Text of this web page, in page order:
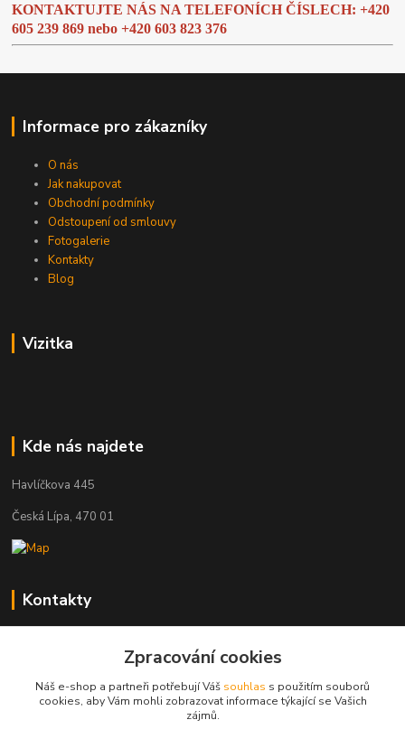
KONTAKTUJTE NÁS NA TELEFONÍCH ČÍSLECH: +420
605 239 869 nebo+420 603 823 376
Informace pro zákazníky
O nás
Jak nakupovat
Obchodní podmínky
Odstoupení od smlouvy
Fotogalerie
Kontakty
Blog
Vizitka
Kde nás najdete
Havlíčkova 445
Česká Lípa, 470 01
Kontakty
+420 603 823 376
pelant@cgastro.cz
Zpracování cookies
Náš e-shop a partneři potřebují Váš souhlas s použitím souborů
cookies, aby Vám mohli zobrazovat informace týkající se Vašich
zájmů.